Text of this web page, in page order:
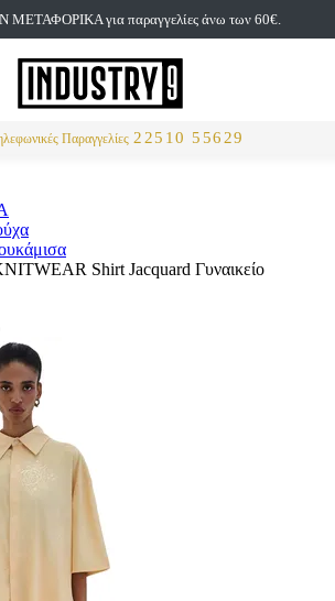
για παραγγελίες άνω των 60€.
Παραγγελίες 22510 55629
Shirt Jacquard Γυναικείο